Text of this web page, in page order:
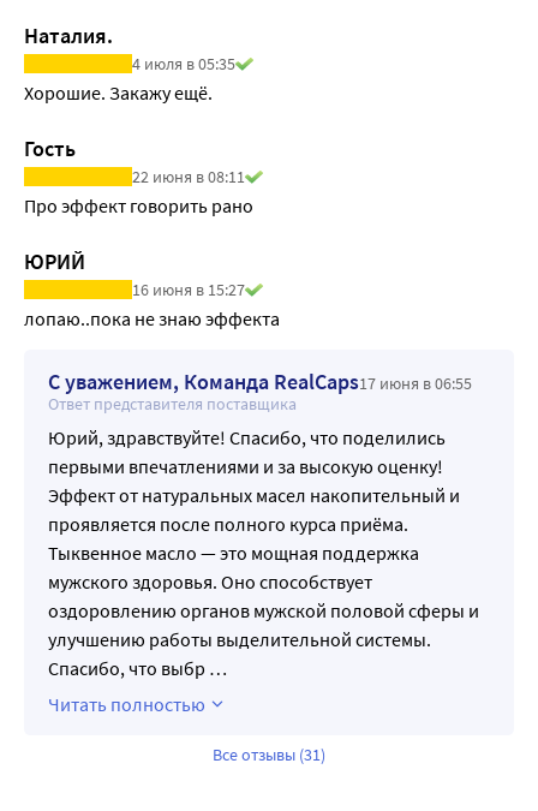
• Антиоксидантная активность: Содержит витамины A, E и
другие антиоксиданты, которые защищают клетки от
окислительного стресса.
работы желудочно-кишечного тракта, помогает при
гастрите, язвах и запорах.
• Гепатопротекторное действие: Поддерживает здоровье
• Иммуномодулирующее действие: Повышает иммунитет,
улучшая защитные функции организма.
• Снижение уровня холестерина: Способствует
восстановлению сосудов.
Заболевания, при которых применяется тыквенное
масло:
1. Заболевания кожи:
• Дерматит
• Экзема
• Псориаз
• Угревая сыпь
• Грибковые инфекции
2. Заболевания пищеварительной системы:
• Гастрит
• Язва желудка и 12-перстной кишки
Наталия.
4 июля в 05:35
Хорошие. Закажу ещё.
Гость
22 июня в 08:11
Про эффект говорить рано
ЮРИЙ
16 июня в 15:27
лопаю..пока не знаю эффекта
С уважением, Команда RealCaps17 июня в 06:55
Ответ представителя поставщика
Юрий, здравствуйте! Спасибо, что поделились
первыми впечатлениями и за высокую оценку!
Эффект от натуральных масел накопительный и
проявляется после полного курса приёма.
Тыквенное масло — это мощная поддержка
мужского здоровья. Оно способствует
оздоровлению органов мужской половой сферы и
улучшению работы выделительной системы.
Спасибо, что выбр …
Читать полностью
Все отзывы (31)